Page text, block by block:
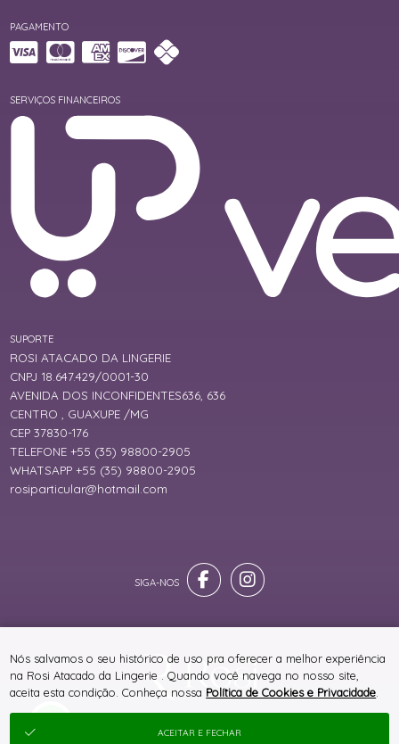
PAGAMENTO
SERVIÇOS FINANCEIROS
SUPORTE
ROSI ATACADO DA LINGERIE
CNPJ 18.647.429/0001-30
AVENIDA DOS INCONFIDENTES636, 636
CENTRO , GUAXUPE /MG
CEP 37830-176
TELEFONE +55 (35) 98800-2905
WHATSAPP +55 (35) 98800-2905
rosiparticular@hotmail.com
Nós salvamos o seu histórico de uso pra oferecer a melhor experiência
na Rosi Atacado da Lingerie . Quando você navega no nosso site,
aceita esta condição. Conheça nossa Política de Cookies e Privacidade
ACEITAR E FECHAR